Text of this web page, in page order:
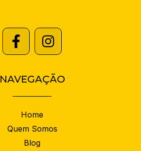
NAVEGAÇÃO
Home
Quem Somos
Blog